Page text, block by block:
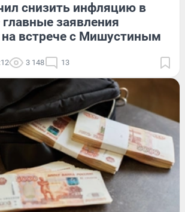
снизить инфляцию в
заявления
на встрече с Мишустиным
3 148 13